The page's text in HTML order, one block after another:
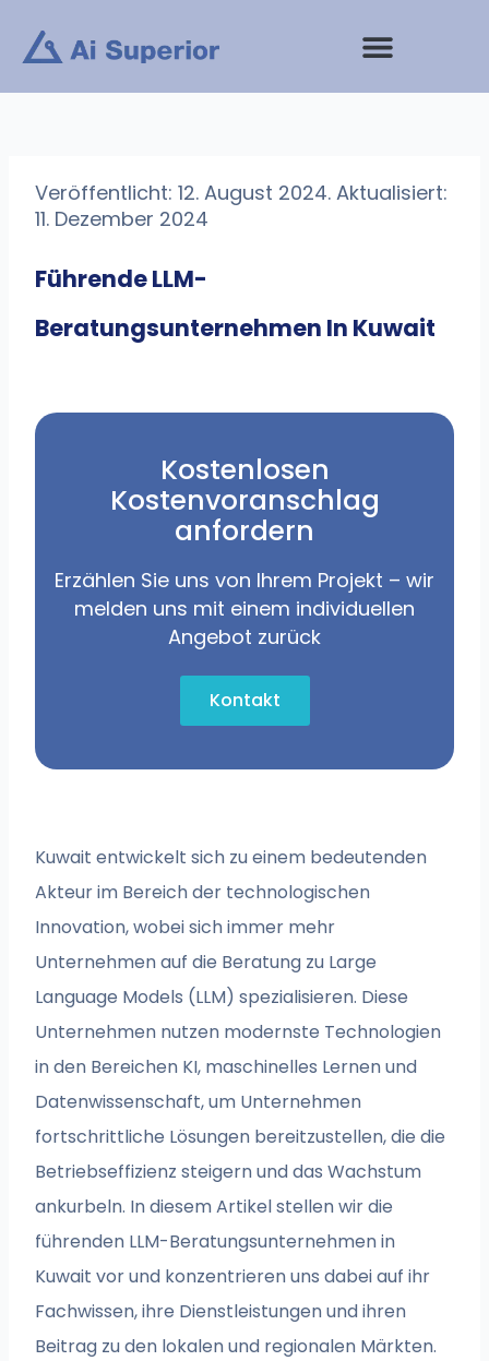
Inhalt
springen
Veröffentlicht: 12. August 2024. Aktualisiert:
11. Dezember 2024
Führende LLM-
Beratungsunternehmen In Kuwait
Kostenlosen
Kostenvoranschlag
anfordern
Erzählen Sie uns von Ihrem Projekt – wir
melden uns mit einem individuellen
Angebot zurück
Kontakt
Kuwait entwickelt sich zu einem bedeutenden
Akteur im Bereich der technologischen
Innovation, wobei sich immer mehr
Unternehmen auf die Beratung zu Large
Language Models (LLM) spezialisieren. Diese
Unternehmen nutzen modernste Technologien
in den Bereichen KI, maschinelles Lernen und
Datenwissenschaft, um Unternehmen
fortschrittliche Lösungen bereitzustellen, die die
Betriebseffizienz steigern und das Wachstum
ankurbeln. In diesem Artikel stellen wir die
führenden LLM-Beratungsunternehmen in
Kuwait vor und konzentrieren uns dabei auf ihr
Fachwissen, ihre Dienstleistungen und ihren
Beitrag zu den lokalen und regionalen Märkten.